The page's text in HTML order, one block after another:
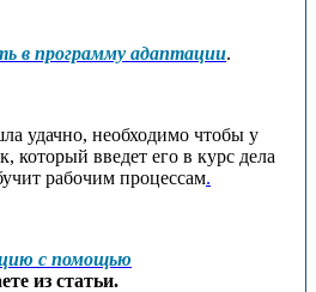
в программу адаптации.
удачно, необходимо чтобы у
который введет его в курс дела
рабочим процессам.
с помощью
из статьи.